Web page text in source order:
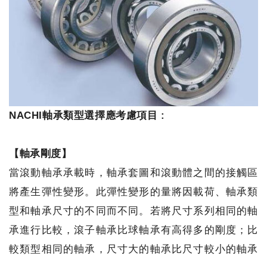
NACHI軸承類型選擇應考慮項目 :
【軸承剛度】
當滾動軸承承載時，軸承套圖和滾動體之間的接觸區
將產生彈性變形。此彈性變形的量將因載荷、軸承類
型和軸承尺寸的不同而不同。若將尺寸系列相同的軸
承進行比較，滾子軸承比球軸承有高得多的剛度；比
較類型相同的軸承，尺寸大的軸承比尺寸較小的軸承